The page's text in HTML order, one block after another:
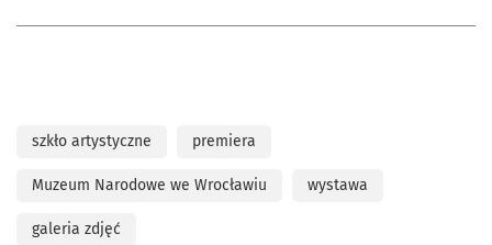
szkło artystyczne premiera
Muzeum Narodowe we Wrocławiu wystawa
galeria zdjęć